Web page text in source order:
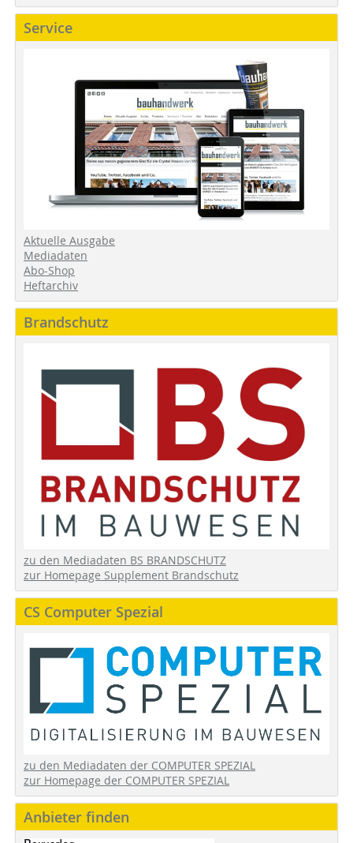
Service
Aktuelle Ausgabe
Mediadaten
Abo-Shop
Heftarchiv
Brandschutz
zu den Mediadaten BS BRANDSCHUTZ
zur Homepage Supplement Brandschutz
CS Computer Spezial
zu den Mediadaten der COMPUTER SPEZIAL
zur Homepage der COMPUTER SPEZIAL
Anbieter finden